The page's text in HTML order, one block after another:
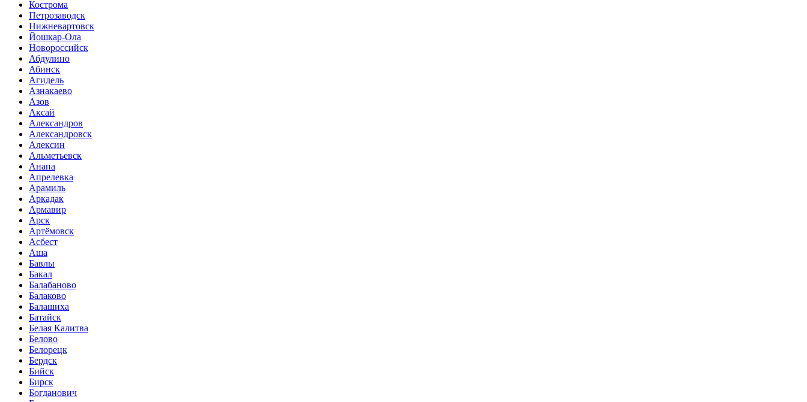
Кострома
Петрозаводск
Нижневартовск
Йошкар-Ола
Новороссийск
Абдулино
Абинск
Агидель
Азнакаево
Азов
Аксай
Александров
Александровск
Алексин
Альметьевск
Анапа
Апрелевка
Арамиль
Аркадак
Армавир
Арск
Артёмовск
Асбест
Аша
Бавлы
Бакал
Балабаново
Балаково
Балашиха
Батайск
Белая Калитва
Белово
Белорецк
Бердск
Бийск
Бирск
Богданович